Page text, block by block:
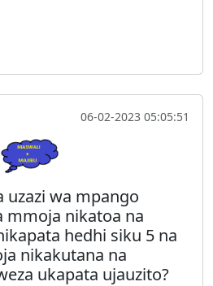
06-02-2023 05:05:51
wa mpango
mmoja nikatoa na
hedhi siku 5 na
nikakutana na
ukapata ujauzito?